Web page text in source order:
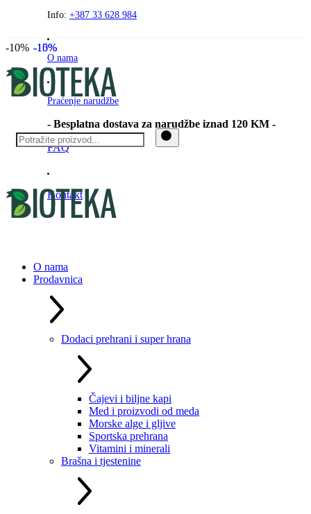
PreskočiteInfo: +387 33 628 984
O nama
Praćenje narudžbe
- Besplatna dostava za narudžbe iznad 120 KM -
FAQ
Kontakt
O nama
Prodavnica
Dodaci prehrani i super hrana
Čajevi i biljne kapi
Med i proizvodi od meda
Morske alge i gljive
Sportska prehrana
Vitamini i minerali
Brašna i tjestenine
-10% -10%
-15%